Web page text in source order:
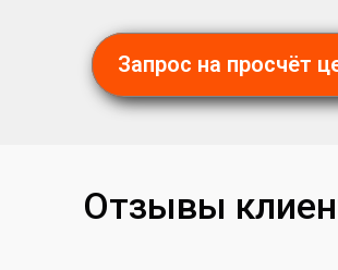
Запрос на просчёт
Отзывы